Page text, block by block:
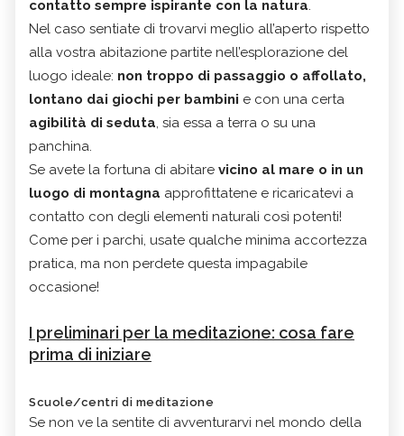
contatto sempre ispirante con la natura.
Nel caso sentiate di trovarvi meglio all’aperto rispetto
alla vostra abitazione partite nell’esplorazione del
luogo ideale: non troppo di passaggio o affollato,
lontano dai giochi per bambini e con una certa
agibilità di seduta, sia essa a terra o su una
panchina.
Se avete la fortuna di abitare vicino al mare o in un
luogo di montagna approfittatene e ricaricatevi a
contatto con degli elementi naturali così potenti!
Come per i parchi, usate qualche minima accortezza
pratica, ma non perdete questa impagabile
occasione!
I preliminari per la meditazione: cosa fare
prima di iniziare
Scuole/centri di meditazione
Se non ve la sentite di avventurarvi nel mondo della